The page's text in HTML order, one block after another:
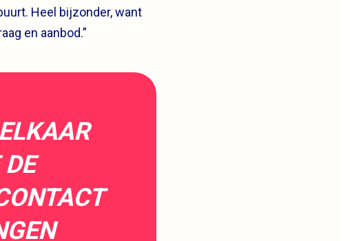
Heel bijzonder, want
en aanbod.”